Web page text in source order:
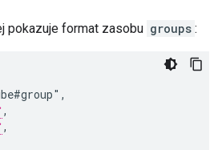
pokazuje format zasobu groups :
,
,